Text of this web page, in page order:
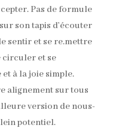
Pas de formule
son tapis d’écouter
sentir et se re.mettre
circuler et se
à la joie simple.
alignement sur tous
version de nous-
potentiel.